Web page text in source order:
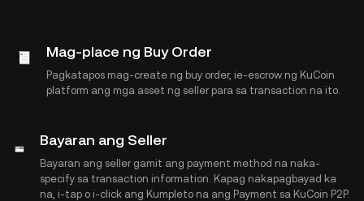
Mag-place ng Buy Order
Pagkatapos mag-create ng buy order, ie-escrow ng KuCoin
platform ang mga asset ng seller para sa transaction na ito.
Bayaran ang Seller
Bayaran ang seller gamit ang payment method na naka-
specify sa transaction information. Kapag nakapagbayad ka
na, i-tap o i-click ang Kumpleto na ang Payment sa KuCoin P2P.